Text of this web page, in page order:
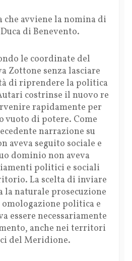
che avviene la nomina di
di Benevento.
le coordinate del
Zottone senza lasciare
di riprendere la politica
costrinse il nuovo re
rapidamente per
vuoto di potere. Come
narrazione su
aveva seguito sociale e
dominio non aveva
politici e sociali
La scelta di inviare
la naturale prosecuzione
politica e
essere necessariamente
anche nei territori
del Meridione.